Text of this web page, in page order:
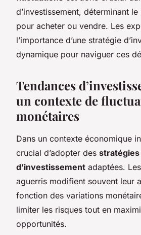
d’investissement, déterminant
pour acheter ou vendre. Les
l’importance d’une stratégie
dynamique pour naviguer ces
Tendances
un contexte de
monétaires
Dans un contexte économique
crucial d’adopter des stratégies
d’investissement adaptées.
aguerris modifient souvent leur
fonction des variations
limiter les risques tout en
opportunités.